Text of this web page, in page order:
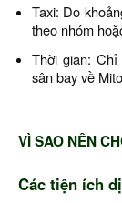
Taxi: Do
theo nhóm
Thời gian:
sân bay về
VÌ SAO NÊN
Các tiện ích